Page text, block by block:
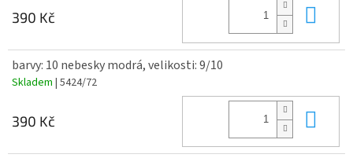
390 Kč
barvy: 10 nebesky modrá, velikosti: 9/10
Skladem | 5424/72
390 Kč